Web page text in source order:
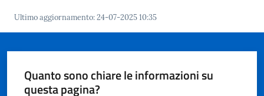
Servizi
Vivere
Vibo
Valentia
Ultimo aggiornamento:24-07-2025 10:35
Quanto sono chiare le informazioni su
questa pagina?